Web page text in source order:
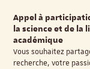
Appel à
la science et de la
académique
Vous souhaitez
recherche, votre